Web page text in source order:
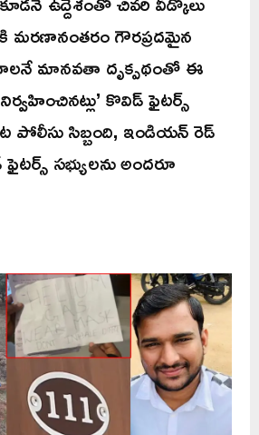
మరణానంతరం గౌరప్రదమైన
మానవతా దృక్పథంతో ఈ
కొవిడ్ ఫైటర్స్
పోలీసు సిబ్బంది, ఇండియన్ రెడ్
సభ్యులను అందరూ